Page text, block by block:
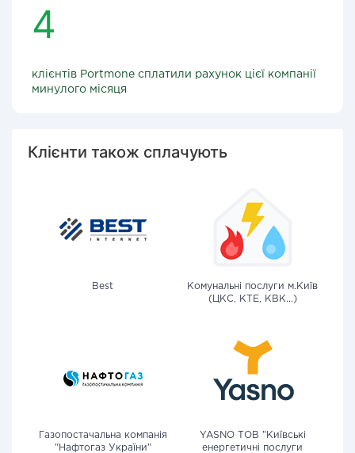
4
клієнтів Portmone сплатили рахунок цієї компанії
минулого місяця
Клієнти також сплачують
Best
Комунальні послуги м.Київ
(ЦКС, КТЕ, КВК...)
Газопостачальна компанія
"Нафтогаз України"
YASNO ТОВ "Київські
енергетичні послуги